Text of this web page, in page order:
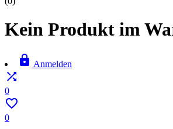
Kein Produkt im
 Anmelden

0

0